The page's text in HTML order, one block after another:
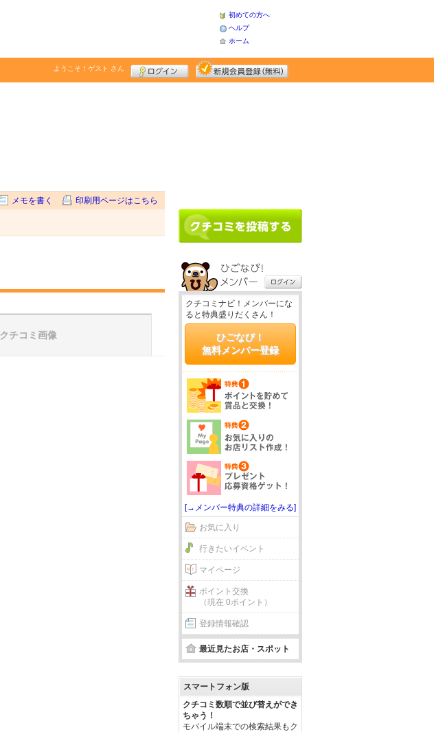
初めての方へ
ヘルプ
ホーム
ようこそ！ ゲスト さん
メモを書く 印刷用ページはこちら
クチコミ画像
クチコミナビ！メンバーにな
ると特典盛りだくさん！
ひごなび！
無料メンバー登録
[→メンバー特典の詳細をみる]
お気に入り
行きたいイベント
マイページ
ポイント交換
（現在 0ポイント）
登録情報確認
最近見たお店・スポット
スマートフォン版
クチコミ数順で並び替えができ
ちゃう！
モバイル端末での検索結果もク